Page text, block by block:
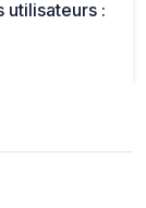
utilisateurs :